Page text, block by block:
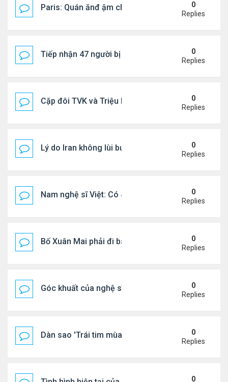
Paris: Quán ănđ ậm chất Việt đông kín khách chờ
0
Replies
Tiếp nhận 47 người bị Mỹ trục xuất, Công an
0
Replies
Cặp đôi TVK và Triệu Mẫn được yêu thích nhất
0
Replies
Lý do Iran không lùi bước trước lời đe dọa của
0
Replies
Nam nghệ sĩ Việt: Có 4 nhà ở Pháp, sống gần
0
Replies
Bố Xuân Mai phải đi bán cơm ở Mỹ
0
Replies
Góc khuất của nghệ sĩ Hoài Tâm
0
Replies
Dàn sao 'Trái tim mùa thu' sau 26 năm
0
Replies
0